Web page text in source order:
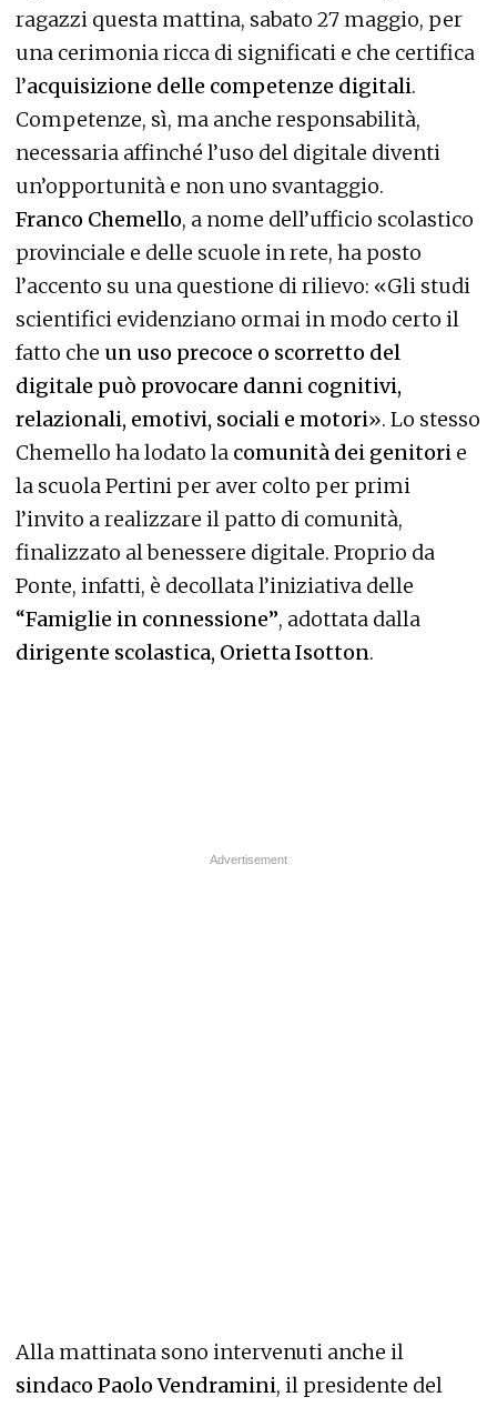
ragazzi questa mattina, sabato 27 maggio, per
una cerimonia ricca di significati e che certifica
l’acquisizione delle competenze digitali.
Competenze, sì, ma anche responsabilità,
necessaria affinché l’uso del digitale diventi
un’opportunità e non uno svantaggio.
Franco Chemello, a nome dell’ufficio scolastico
provinciale e delle scuole in rete, ha posto
l’accento su una questione di rilievo: «Gli studi
scientifici evidenziano ormai in modo certo il
fatto che un uso precoce o scorretto del
digitale può provocare danni cognitivi,
relazionali, emotivi, sociali e motori». Lo stesso
Chemello ha lodato la comunità dei genitori e
la scuola Pertini per aver colto per primi
l’invito a realizzare il patto di comunità,
finalizzato al benessere digitale. Proprio da
Ponte, infatti, è decollata l’iniziativa delle
“Famiglie in connessione”, adottata dalla
dirigente scolastica, Orietta Isotton.
Alla mattinata sono intervenuti anche il
sindaco Paolo Vendramini, il presidente del